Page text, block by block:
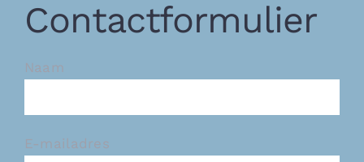
Contactformulier
Naam
E-mailadres